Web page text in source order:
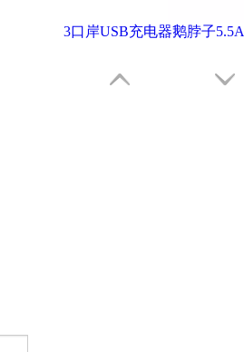
3口岸USB充电器鹅脖子5.5A